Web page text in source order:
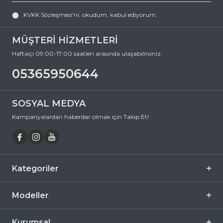
aksesuardır. Bu fırsatı kaçırmayın ve hemen sepetinize ekleyin.
Ürün Açıklaması
Çerçeve Şekli Geometrik
Çerçeve Rengi
Çerçeve Materyali Asetat
Cam Rengi
Degrade Hayır
Polarize
Ayna Hayır
Fotokromik
MÜŞTERİ HİZMETLERİ
Haftaiçi 09:00-17:00 saatleri arasında ulaşabilirsiniz.
05365950644
KVKK Sözleşmesi'ni, okudum, kabul ediyorum.
SOSYAL MEDYA
Kampanyalardan haberdar olmak için Takip Et!
Kategoriler
Modeller